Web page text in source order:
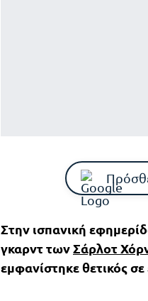
Στην ισπανική
γκαρντ τωνΣάρλοτ
εμφανίστηκε θετικός